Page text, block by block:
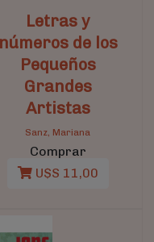
Letras y
números de los
Pequeños
Grandes
Artistas
Sanz, Mariana
Comprar
U$S 11,00